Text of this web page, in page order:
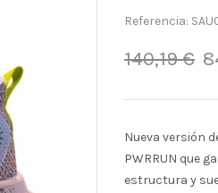
Referencia:
140,19 €
Nueva versión
PWRRUN que
estructura y